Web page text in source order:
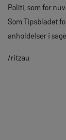
Politi, som for
Som Tipsbladet
anholdelser i
/ritzau